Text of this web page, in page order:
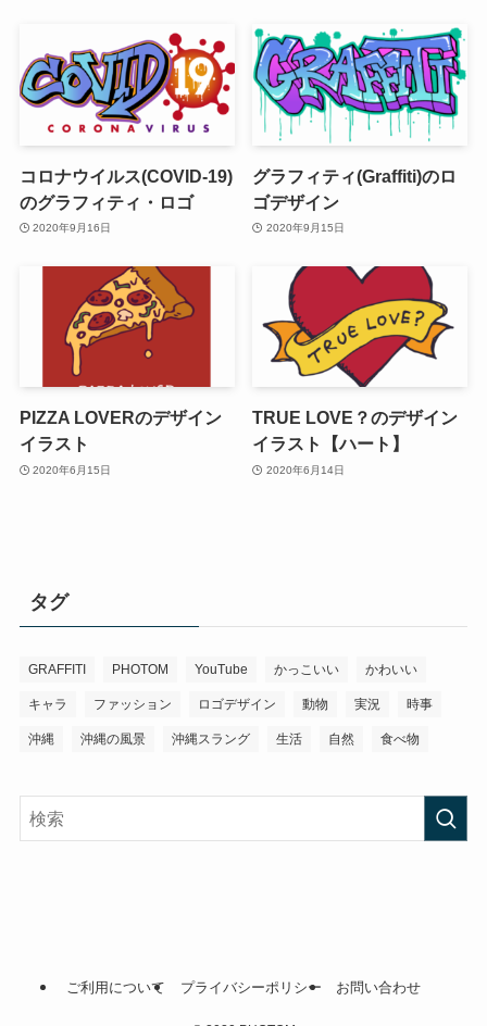
コロナウイルス(COVID-19)
のグラフィティ・ロゴ
2020年9月16日
グラフィティ(Graffiti)のロ
ゴデザイン
2020年9月15日
PIZZA LOVERのデザイン
イラスト
2020年6月15日
TRUE LOVE？のデザイン
イラスト【ハート】
2020年6月14日
タグ
GRAFFITI PHOTOM YouTube かっこいい かわいい
キャラ ファッション ロゴデザイン 動物 実況 時事
沖縄 沖縄の風景 沖縄スラング 生活 自然 食べ物
ご利用について プライバシーポリシー お問い合わせ